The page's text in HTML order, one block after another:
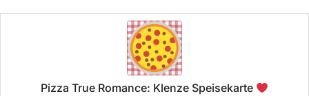
Pizza True Romance: Klenze Speisekarte